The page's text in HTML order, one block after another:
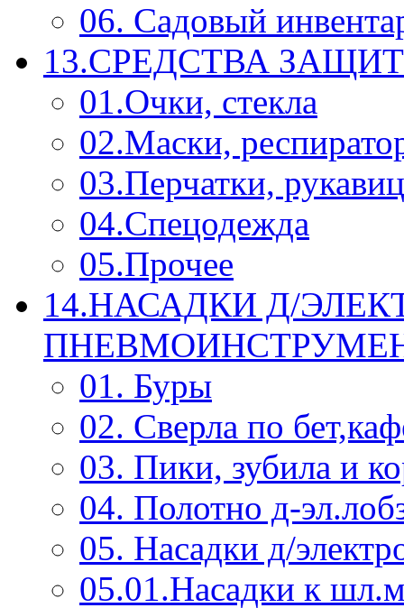
06. Садовый
13.СРЕДСТВА
01.Очки, стекла
02.Маски,
03.Перчатки,
04.Спецодежда
05.Прочее
14.НАСАДКИ Д/
01. Буры
02. Сверла по
03. Пики, зубила и
04. Полотно д-
05. Насадки д/
05.01.Насадки к